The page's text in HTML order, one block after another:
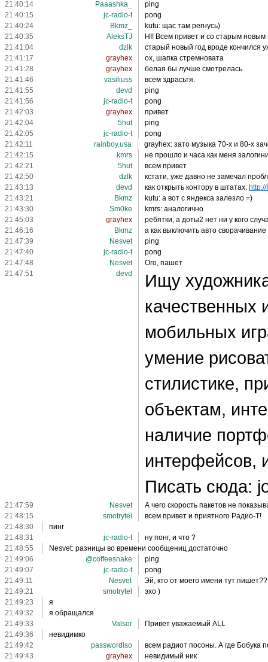
21:40:14
Paaashka_
ping
21:40:15
jc-radio-t
pong
21:40:24
Bkmz_
kutu: щас там регнусь)
21:40:35
AleksTJ
HI! Всем привет и со старым новым
21:41:04
dzlk
старый новый год вроде кончился
21:41:17
grayhex
ох, шапка стремновата
21:41:28
grayhex
белая бы лучше смотрелась
21:41:46
vasiliuss
всем здрасьтя.
21:41:55
devd
ping
21:41:56
jc-radio-t
pong
21:42:03
grayhex
привет
21:42:04
5hut
ping
21:42:05
jc-radio-t
pong
21:42:11
rainboy.usa
grayhex: зато музыка 70-х и 80-х
21:42:15
kmrs
не прошло и часа как меня
21:42:21
5hut
всем привет
21:42:50
dzlk
кстати, уже давно не замечал
21:43:13
devd как открыть контору в штатах:
21:43:21
Bkmz
kutu: а вот с яндекса залезло =)
21:43:30
Sm0ke
kmrs: аналогично
21:45:03
grayhex
ребятки, а доты2 нет ни у кого
21:46:16
Bkmz
а как выключить авто
21:47:39
Nesvet
ping
21:47:40
jc-radio-t
pong
21:47:48
Nesvet
Ого, пашет
21:47:51
devd
Ищу
качественных
мобильных
умение
стилистике,
объектам,
наличие
интерфейсов,
Писать сюда:
21:47:59 Nesvet
А чего скорость пакетов не
21:48:15
smotrytel
всем привет и приятного Радио-Т!
21:48:30
пинг
21:48:31
jc-radio-t
ну понг, и что ?
21:48:55
Nesvet: разницы во времени сообщениц достаточно
21:49:06
@coffeesnake
ping
21:49:07
jc-radio-t
pong
21:49:11
Nesvet
Эй, кто от моего имени тут пишет??
21:49:21
smotrytel
эхо )
21:49:23
я
21:49:32
я обращался
21:49:33
Valsor
Привет уважаемый ALL
21:49:36
невидимко
21:49:42
passwordlso
всем радиот посоны. А где Бобука
21:49:43
grayhex
невидимый ник